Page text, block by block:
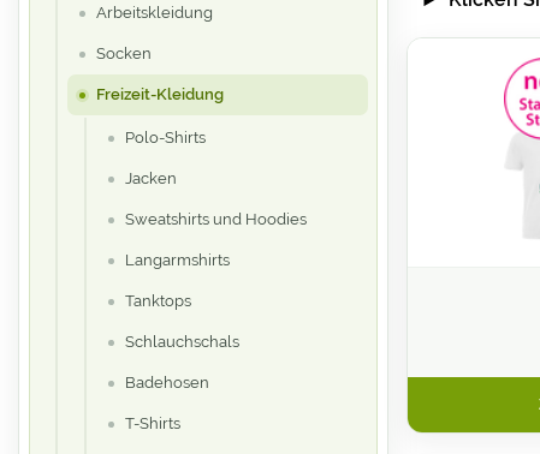
Arbeitskleidung
Socken
Freizeit-Kleidung
Polo-Shirts
Jacken
Sweatshirts und Hoodies
Langarmshirts
Tanktops
Schlauchschals
Badehosen
T-Shirts